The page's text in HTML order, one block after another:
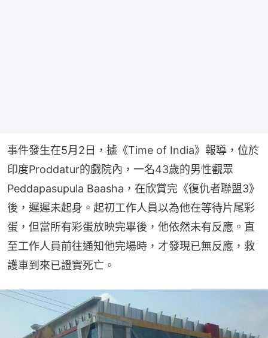
事件發生在5月2日，據《Time of India》報導，位於
印度Proddatur的戲院內，一名43歲的男性觀眾
Peddapasupula Baasha，在欣賞完《復仇者聯盟3》
後，遲遲未起身。起初工作人員以為他在等待片尾彩
蛋，但當所有彩蛋放映完畢後，他依然未有反應。直
至工作人員前往通知他完場時，才發現已無反應，救
護車到來已證實死亡。